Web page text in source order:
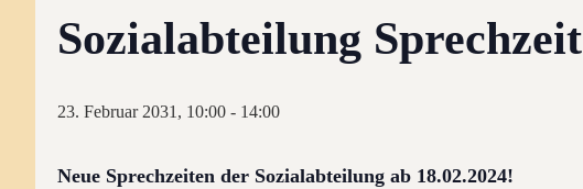
Sozialabteilung Sprechzeit
23. Februar 2031, 10:00 - 14:00
Neue Sprechzeiten der Sozialabteilung ab 18.02.2024!